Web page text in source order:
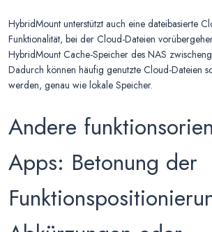
HybridMount unterstützt auch eine dateibasierte
Funktionalität, bei der Cloud-Dateien
HybridMount Cache-Speicher des NAS
Dadurch können häufig genutzte Cloud-Dateien
werden, genau wie lokale Speicher.
Andere
Apps: Betonung der